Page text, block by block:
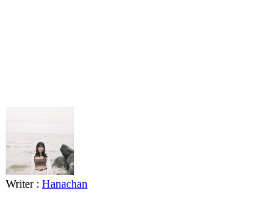
Writer : Hanachan